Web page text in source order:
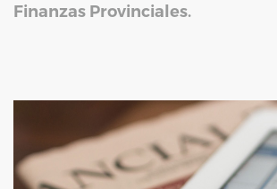
Finanzas Provinciales.